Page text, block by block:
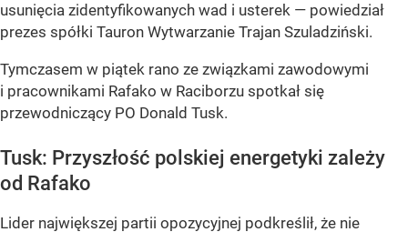
usunięcia zidentyfikowanych wad i usterek — powiedział
prezes spółki Tauron Wytwarzanie Trajan Szuladziński.
Tymczasem w piątek rano ze związkami zawodowymi
i pracownikami Rafako w Raciborzu spotkał się
przewodniczący PO Donald Tusk.
Tusk: Przyszłość polskiej energetyki zależy
od Rafako
Lider największej partii opozycyjnej podkreślił, że nie